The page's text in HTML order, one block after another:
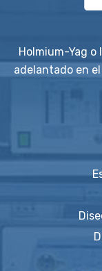
Holmium-Yag
adelantado en